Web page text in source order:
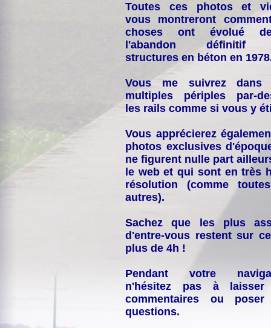
Toutes ces photos et
vous montreront
choses ont évolué
l'abandon définitif
structures en béton en
Vous me suivrez dans
multiples périples par-
les rails comme si vous y
Vous apprécierez
photos exclusives
ne figurent nulle part
le web et qui sont en très
résolution (comme
autres).
Sachez que les plus
d'entre-vous restent sur
plus de 4h !
Pendant votre
n'hésitez pas à laisser
commentaires ou
questions.